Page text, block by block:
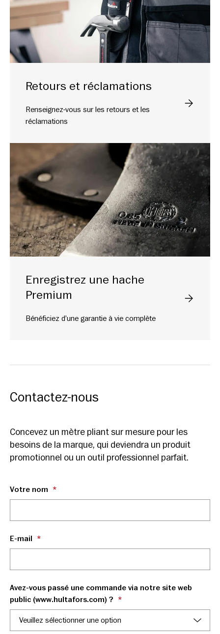
Retours et réclamations
Renseignez-vous sur les retours et les
réclamations
Veuillez
Enregistrez une hache
Premium
Bénéficiez d’une garantie à vie complète
Veuillez
Contactez-nous
Concevez un mètre pliant sur mesure pour les
besoins de la marque, qui deviendra un produit
promotionnel ou un outil professionnel parfait.
Votre nom *
E-mail *
Avez-vous passé une commande via notre site web
public (www.hultafors.com) ? *